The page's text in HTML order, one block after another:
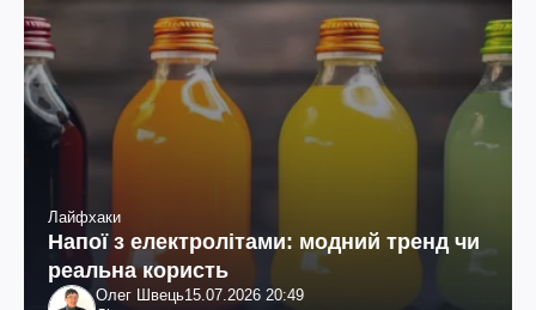
Лайфхаки
Напої з електролітами: модний тренд чи
реальна користь
Олег Швець15.07.2026 20:49